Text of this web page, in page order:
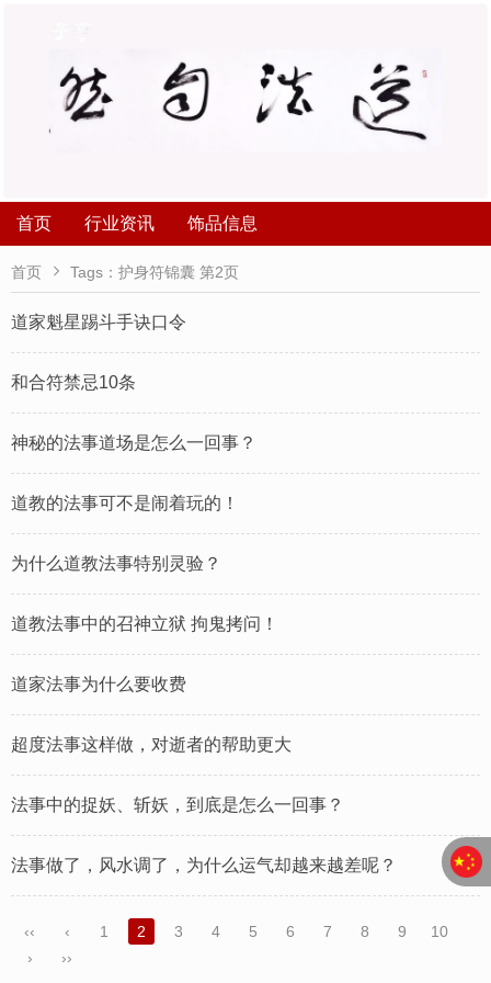
首页 行业资讯 饰品信息
首页  Tags：护身符锦囊 第2页
道家魁星踢斗手诀口令
和合符禁忌10条
神秘的法事道场是怎么一回事？
道教的法事可不是闹着玩的！
为什么道教法事特别灵验？
道教法事中的召神立狱 拘鬼拷问！
道家法事为什么要收费
超度法事这样做，对逝者的帮助更大
法事中的捉妖、斩妖，到底是怎么一回事？
法事做了，风水调了，为什么运气却越来越差呢？
‹‹ ‹ 1 2 3 4 5 6 7 8 9
10
›
››